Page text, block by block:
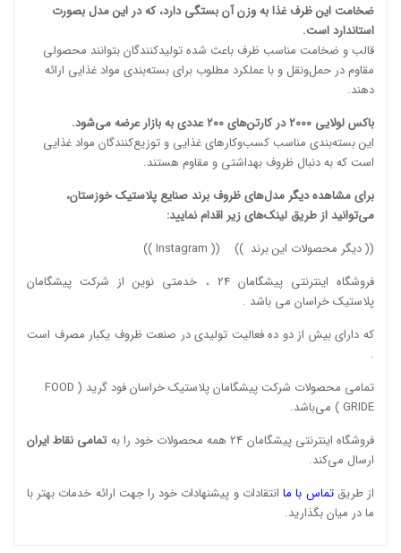
ضخامت این ظرف غذا به وزن آن بستگی دارد، که در این مدل بصورت
استاندارد است.
قالب و ضخامت مناسب ظرف باعث شده تولیدکنندگان بتوانند محصولی
مقاوم در حمل‌ونقل و با عملکرد مطلوب برای بسته‌بندی مواد غذایی ارائه
دهند.
باکس لولایی 2000 در کارتن‌های 200 عددی به بازار عرضه می‌شود.
این بسته‌بندی مناسب کسب‌وکارهای غذایی و توزیع‌کنندگان مواد غذایی
است که به دنبال ظروف بهداشتی و مقاوم هستند.
برای مشاهده دیگر مدل‌های ظروف برند صنایع پلاستیک خوزستان،
می‌توانید از طریق لینک‌های زیر اقدام نمایید:
((دیگر محصولات این برند )) ((
Instagram
))
فروشگاه اینترنتی پیشگامان 24 ، خدمتی نوین از شرکت پیشگامان
پلاستیک خراسان می باشد .
که دارای بیش از دو ده فعالیت تولیدی در صنعت ظروف یکبار مصرف است
.
تمامی محصولات شرکت پیشگامان پلاستیک خراسان
فود گرید ( FOOD
GRIDE )
می‌باشد.
فروشگاه اینترنتی پیشگامان 24 همه محصولات خود را به
تمامی نقاط ایران
ارسال می‌کند.
از طریقتماس با ما انتقادات و پیشنهادات خود را جهت ارائه خدمات بهتر با
ما در میان بگذارید.